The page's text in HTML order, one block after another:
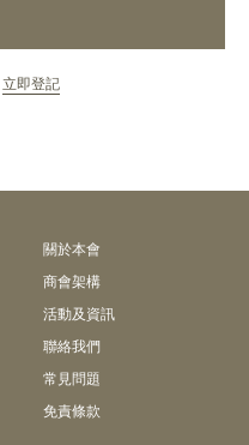
立即登記
關於本會
商會架構
活動及資訊
聯絡我們
常見問題
免責條款